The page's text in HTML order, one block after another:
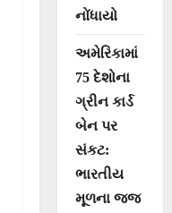
નોંધાયો
અમેરિકામાં
75 દેશોના
ગ્રીન કાર્ડ
બેન પર
સંકટ:
ભારતીય
મૂળના જજ